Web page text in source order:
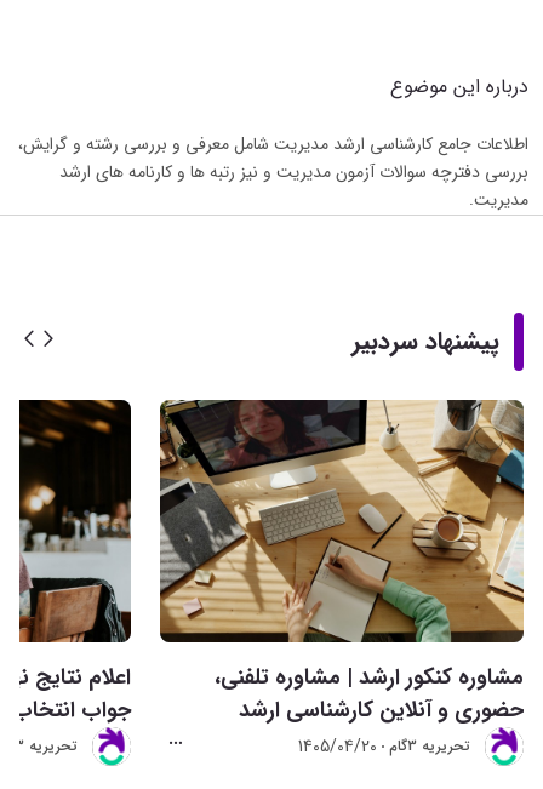
درباره این موضوع
مدیریت.
پیشنهاد سردبیر
مشاوره کنکور ارشد | مشاوره تلفنی،
حضوری و آنلاین کارشناسی ارشد
تحريريه 3گام 1405/04/20
جواب انتخاب
تحريريه 3گام